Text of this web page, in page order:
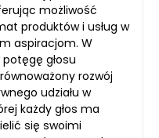
możliwość
produktów i usług w
aspiracjom. W
głosu
rozwój
udziału w
każdy głos ma
się swoimi